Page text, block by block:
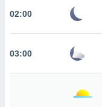
ACEPTAR
02:00
03:00